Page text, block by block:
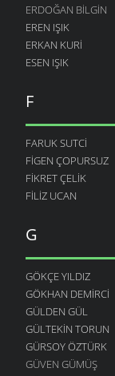
ERDOĞAN BILGIN
EREN IŞIK
ERKAN KURI
ESEN IŞIK
F
FARUK SUTCI
FIGEN ÇOPURSUZ
FIKRET ÇELIK
FILIZ UCAN
G
GÖKÇE YILDIZ
GÖKHAN DEMIRCI
GÜLDEN GÜL
GÜLTEKIN TORUN
GÜRSOY ÖZTÜRK
GÜVEN GÜMÜŞ